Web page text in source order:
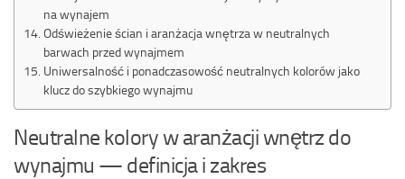
na wynajem
Odświeżenie ścian i aranżacja wnętrza w neutralnych
barwach przed wynajmem
Uniwersalność i ponadczasowość neutralnych kolorów jako
klucz do szybkiego wynajmu
Neutralne kolory w aranżacji wnętrz do
wynajmu — definicja i zakres